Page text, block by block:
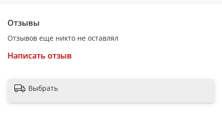
Теплопроизводительность, % 80
Степень защиты IPX4
Номинальная температура нагрева воды, °С 75
Длина провода, м 1,5
Защита от электрического тока УЗО
Отзывы
Отзывов еще никто не оставлял
Написать отзыв
Выбрать